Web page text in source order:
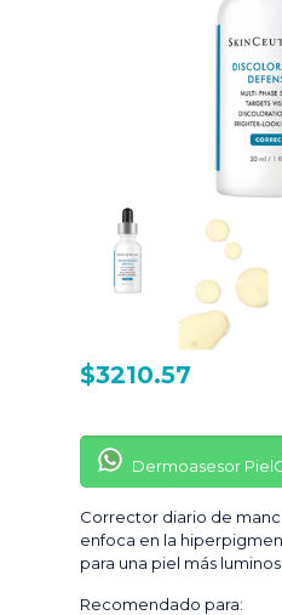
$3210.57
Dermoasesor
Corrector diario de
enfoca en la
para una piel más
Recomendado para: